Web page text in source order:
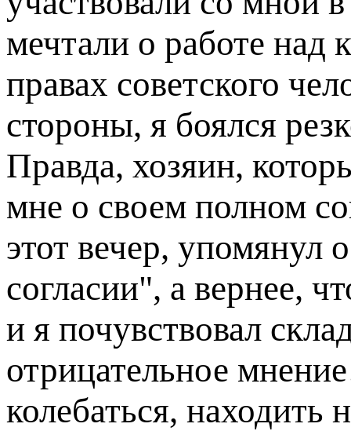
мечтали о работе над
правах советского
стороны, я боялся
Правда, хозяин,
мне о своем полном
этот вечер, упомянул
согласии", а вернее,
и я почувствовал
отрицательное
колебаться, находить